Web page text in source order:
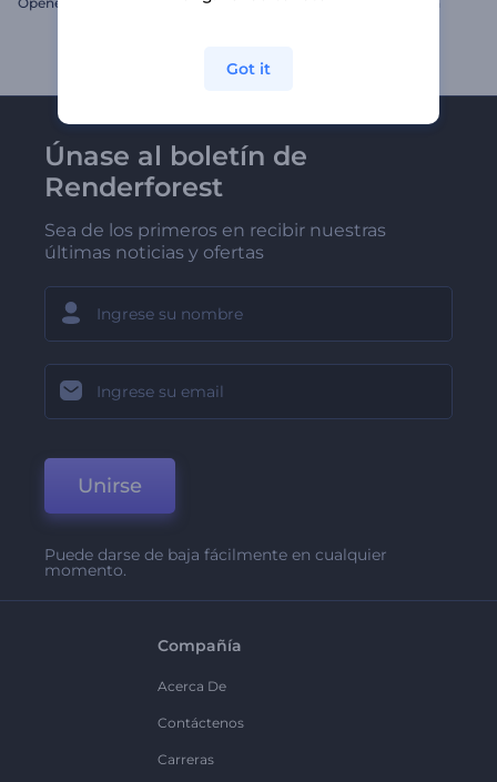
Únase al boletín de
Renderforest
Sea de los primeros en recibir nuestras
últimas noticias y ofertas
Unirse
Puede darse de baja fácilmente en cualquier
momento.
Compañía
Acerca De
Contáctenos
Carreras
Got it